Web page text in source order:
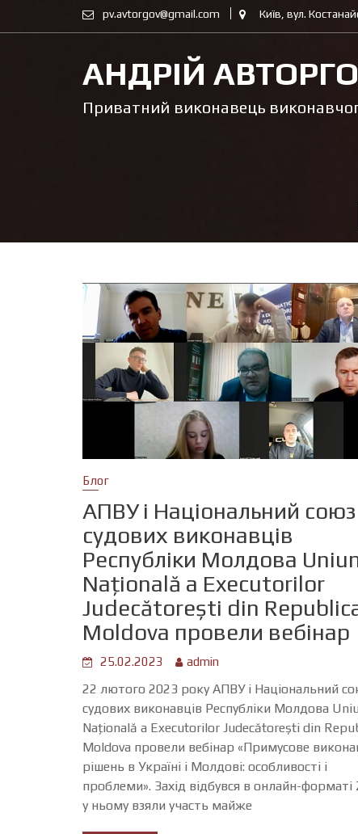
pv.avtorgov@gmail.com Київ, вул.
АНДРІЙ
Приватний виконавець
Блог
АПВУ і Національний союз
судових виконавців
Республіки Молдова
Națională a Executorilor
Judecătorești din
Moldova провели вебінар
25.02.2023 admin
22 лютого 2023 року АПВУ і Національний
судових виконавців Республіки Молдова
Națională a Executorilor Judecătorești din
Moldova провели вебінар «Примусове
рішень в Україні і Молдові: особливості і
проблеми». Захід відбувся в онлайн-форматі
у ньому взяли участь майже